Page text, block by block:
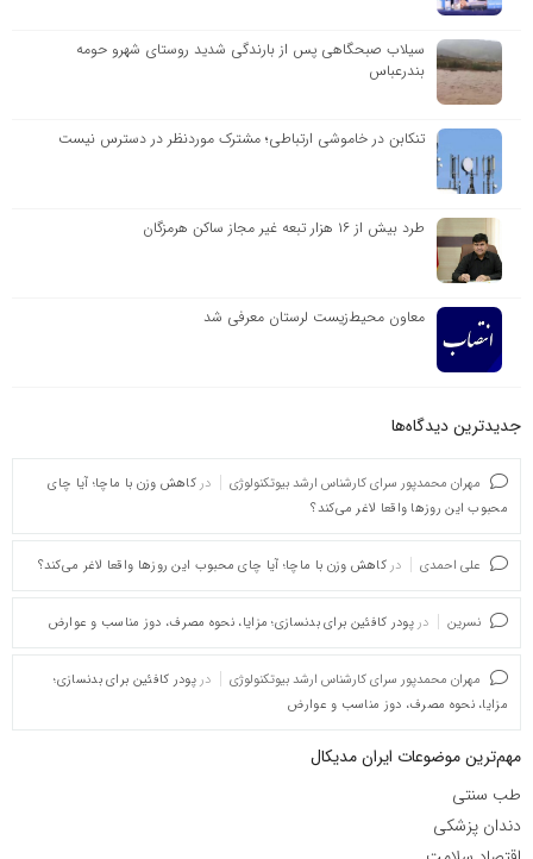
سیلاب صبحگاهی پس از بارندگی شدید روستای شهرو حومه
بندرعباس
تنکابن در خاموشی ارتباطی؛ مشترک موردنظر در دسترس نیست
طرد بیش از ۱۶ هزار تبعه غیر مجاز ساکن هرمزگان
معاون محیط‌زیست لرستان معرفی شد
جدیدترین دیدگاه‌‌ها
مهران محمدپور سرای کارشناس ارشد بیوتکنولوژی در کاهش وزن با ماچا؛ آیا چای
محبوب این روزها واقعا لاغر می‌کند؟
علی احمدی در کاهش وزن با ماچا؛ آیا چای محبوب این روزها واقعا لاغر می‌کند؟
نسرین در پودر کافئین برای بدنسازی؛ مزایا، نحوه مصرف، دوز مناسب و عوارض
مهران محمدپور سرای کارشناس ارشد بیوتکنولوژی در پودر کافئین برای بدنسازی؛
مزایا، نحوه مصرف، دوز مناسب و عوارض
مهم‌ترین موضوعات ایران مدیکال
طب سنتی
دندان پزشکی